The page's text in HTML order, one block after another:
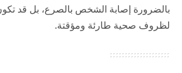
بالضرورة إصابة الشخص بالصرع، بل قد
لظروف صحية طارئة ومؤقتة.